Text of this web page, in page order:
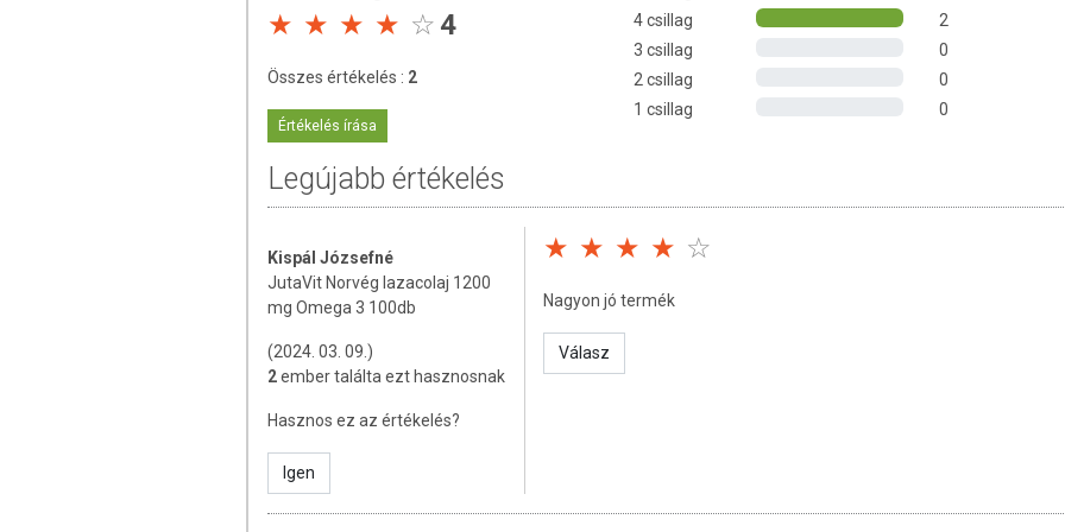
Lazacolaj (Norvég): 1200 mg
ebből Omega-3 zsírsavak: 153,6 mg
ebből Omega-6 zsírsavak: 180 mg
DPA (Dokozapentaénsav): 9,6 mg
Astaxantin: 6 µg
Lazacolaj, zselatin, nedvesítőszer (glicerin), víz, antioxidáns (tokoferolban gazdag kivonat)
TOVÁBBI TUDNIVALÓK
Az oldalunkon lévő adatokat folyamatosan frissítjük, törekszünk arra, hogy naprakészek legyenek.
4
Összes értékelés : 2
Értékelés írása
4 csillag
2
3 csillag
0
2 csillag
0
1 csillag
0
Legújabb értékelés
Kispál Józsefné
JutaVit Norvég lazacolaj 1200
mg Omega 3 100db
(2024. 03. 09.)
2ember találta ezt hasznosnak
Hasznos ez az értékelés?
Igen
Nagyon jó termék
Válasz